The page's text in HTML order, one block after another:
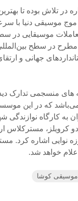
در تلاش بوده تا
موسیقی دنیا با
موسیقایی در
مطرح در سطح
جهانی و
های منسجمی تدارک
که در این
کارگاه نوازندگی
کرویلز، مسترکلاس
نوایی اشاره کرد.
خواهد شد.
موسیقی کوشا